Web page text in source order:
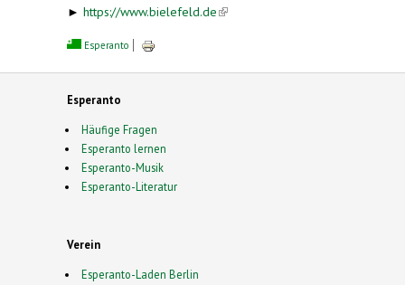
► https://www.bielefeld.de(link is external)
Esperanto
Esperanto
Häufige Fragen
Esperanto lernen
Esperanto-Musik
Esperanto-Literatur
Verein
Esperanto-Laden Berlin